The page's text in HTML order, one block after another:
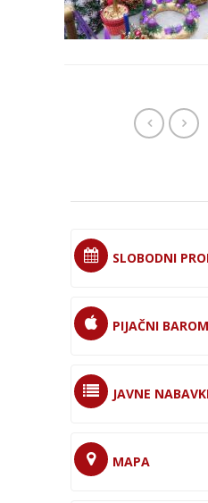
SLOBODNI
PIJAČNI
JAVNE
MAPA